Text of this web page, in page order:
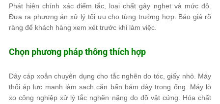
Phát hiện chính xác điểm tắc, loại chất gây nghẹt và mức độ.
Đưa ra phương án xử lý tối ưu cho từng trường hợp. Báo giá rõ
ràng để khách hàng xem xét trước khi làm việc.
Chọn phương pháp thông thích hợp
Dây cáp xoắn chuyên dụng cho tắc nghẽn do tóc, giấy nhỏ. Máy
thổi áp lực mạnh làm sạch cặn bẩn bám dày trong ống. Máy lò
xo công nghiệp xử lý tắc nghẽn nặng do đồ vật cứng. Hóa chất